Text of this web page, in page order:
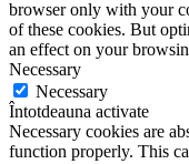
browser only with your
of these cookies. But
an effect on your
Necessary
Necessary
Întotdeauna activate
Necessary cookies are
function properly. This